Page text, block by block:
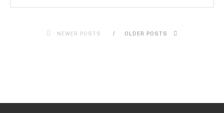
NEWER POSTS OLDER POSTS